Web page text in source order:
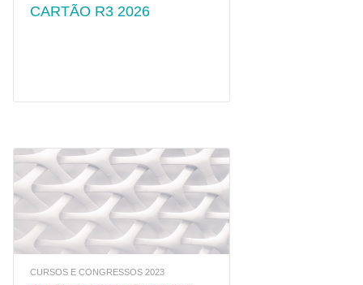
CARTÃO R3 2026
CURSOS E CONGRESSOS 2023